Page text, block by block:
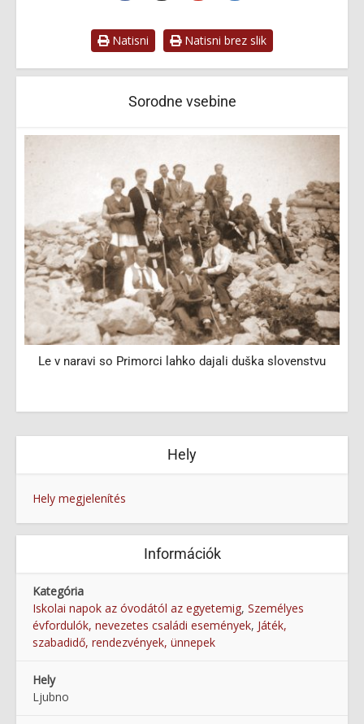
Natisni Natisni brez slik
Sorodne vsebine
Le v naravi so Primorci lahko dajali duška slovenstvu
Hely
Hely megjelenítés
Információk
Kategória
Iskolai napok az óvodától az egyetemig, Személyes
évfordulók, nevezetes családi események, Játék,
szabadidő, rendezvények, ünnepek
Hely
Ljubno